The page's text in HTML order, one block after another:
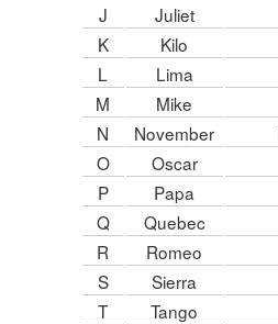
J
Juliet
K
Kilo
L
Lima
M
Mike
N
November
O
Oscar
P
Papa
Q
Quebec
R
Romeo
S
Sierra
T
Tango